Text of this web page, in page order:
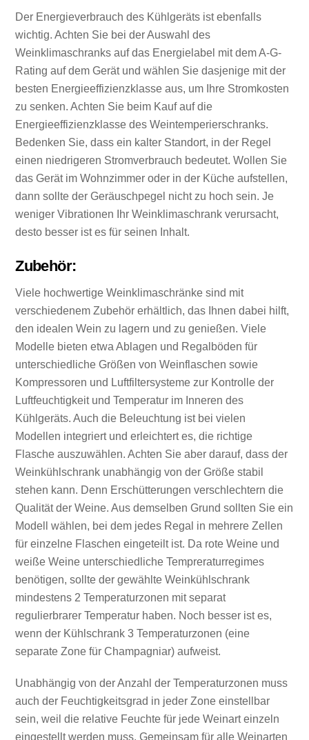
Der Energieverbrauch des Kühlgeräts ist ebenfalls
wichtig. Achten Sie bei der Auswahl des
Weinklimaschranks auf das Energielabel mit dem A-G-
Rating auf dem Gerät und wählen Sie dasjenige mit der
besten Energieeffizienzklasse aus, um Ihre Stromkosten
zu senken. Achten Sie beim Kauf auf die
Energieeffizienzklasse des Weintemperierschranks.
Bedenken Sie, dass ein kalter Standort, in der Regel
einen niedrigeren Stromverbrauch bedeutet. Wollen Sie
das Gerät im Wohnzimmer oder in der Küche aufstellen,
dann sollte der Geräuschpegel nicht zu hoch sein. Je
weniger Vibrationen Ihr Weinklimaschrank verursacht,
desto besser ist es für seinen Inhalt.
Zubehör:
Viele hochwertige Weinklimaschränke sind mit
verschiedenem Zubehör erhältlich, das Ihnen dabei hilft,
den idealen Wein zu lagern und zu genießen. Viele
Modelle bieten etwa Ablagen und Regalböden für
unterschiedliche Größen von Weinflaschen sowie
Kompressoren und Luftfiltersysteme zur Kontrolle der
Luftfeuchtigkeit und Temperatur im Inneren des
Kühlgeräts. Auch die Beleuchtung ist bei vielen
Modellen integriert und erleichtert es, die richtige
Flasche auszuwählen. Achten Sie aber darauf, dass der
Weinkühlschrank unabhängig von der Größe stabil
stehen kann. Denn Erschütterungen verschlechtern die
Qualität der Weine. Aus demselben Grund sollten Sie ein
Modell wählen, bei dem jedes Regal in mehrere Zellen
für einzelne Flaschen eingeteilt ist. Da rote Weine und
weiße Weine unterschiedliche Tempreraturregimes
benötigen, sollte der gewählte Weinkühlschrank
mindestens 2 Temperaturzonen mit separat
regulierbrarer Temperatur haben. Noch besser ist es,
wenn der Kühlschrank 3 Temperaturzonen (eine
separate Zone für Champagniar) aufweist.
Unabhängig von der Anzahl der Temperaturzonen muss
auch der Feuchtigkeitsgrad in jeder Zone einstellbar
sein, weil die relative Feuchte für jede Weinart einzeln
eingestellt werden muss. Gemeinsam für alle Weinarten